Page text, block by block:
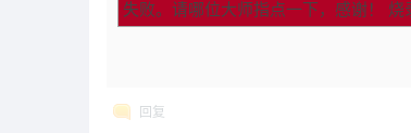
失败。请哪位大师指点一下，感谢！ 烧
回复